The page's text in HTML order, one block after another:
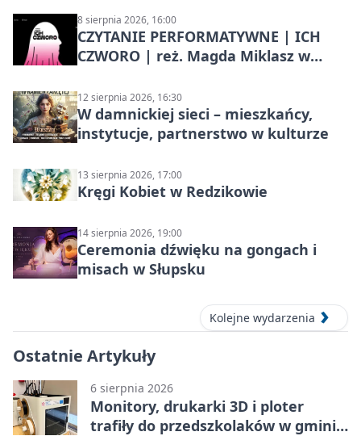
8 sierpnia 2026, 16:00
CZYTANIE PERFORMATYWNE | ICH
CZWORO | reż. Magda Miklasz w
12 sierpnia 2026, 16:30
W damnickiej sieci – mieszkańcy,
instytucje, partnerstwo w kulturze
13 sierpnia 2026, 17:00
Kręgi Kobiet w Redzikowie
14 sierpnia 2026, 19:00
Ceremonia dźwięku na gongach i
misach w Słupsku
Kolejne wydarzenia
Ostatnie Artykuły
6 sierpnia 2026
Monitory, drukarki 3D i ploter
trafiły do przedszkolaków w gminie